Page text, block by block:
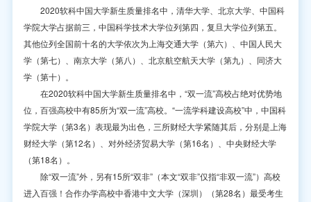
2020软科中国大学新生质量排名中，清华大学、北京大学、中国科
学院大学占据前三，中国科学技术大学位列第四，复旦大学位列第五。
其他位列全国前十名的大学依次为上海交通大学（第六）、中国人民大
学（第七）、南京大学（第八）、北京航空航天大学（第九）、同济大
学（第十）。
在2020软科中国大学新生质量排名中，“双一流”高校占绝对优势地
位，百强高校中有85所为“双一流”高校。“一流学科建设高校”中，中国科
学院大学（第3名）表现最为出色，三所财经大学紧随其后，分别是上海
财经大学（第12名）、对外经济贸易大学（第16名）、中央财经大学
（第18名）。
除“双一流”外，另有15所“双非”（本文“双非”仅指“非双一流”）高校
进入百强！合作办学高校中香港中文大学（深圳）（第28名）最受考生